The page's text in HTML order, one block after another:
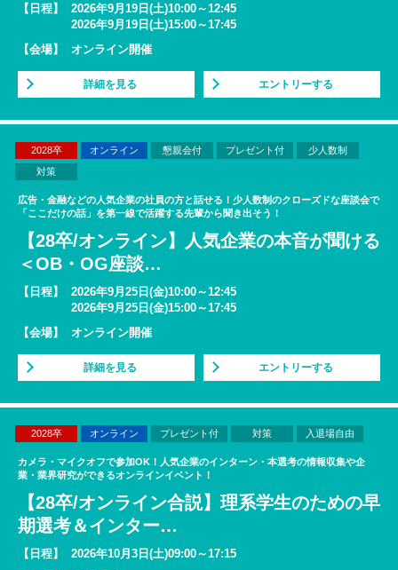
【日程】
2026年9月19日(土)10:00～12:45
2026年9月19日(土)15:00～17:45
【会場】
オンライン開催
詳細を見る エントリーする
2028卒 オンライン 懇親会付 プレゼント付
少人数制
対策
広告・金融などの人気企業の社員の方と話せる！少人数制のクローズドな座談会で
「ここだけの話」を第一線で活躍する先輩から聞き出そう！
【28卒/オンライン】人気企業の本音が聞ける
＜OB・OG座談…
【日程】
2026年9月25日(金)10:00～12:45
2026年9月25日(金)15:00～17:45
【会場】
オンライン開催
詳細を見る エントリーする
2028卒 オンライン プレゼント付 対策 入退場自由
カメラ・マイクオフで参加OK！人気企業のインターン・本選考の情報収集や企
業・業界研究ができるオンラインイベント！
【28卒/オンライン合説】理系学生のための早
期選考＆インター…
【日程】
2026年10月3日(土)09:00～17:15